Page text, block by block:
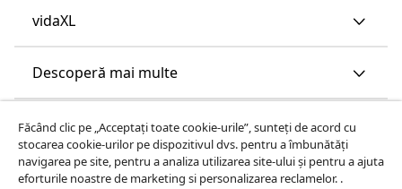
vidaXL
Descoperă mai multe
Făcând clic pe „Acceptați toate cookie-urile”, sunteți de acord cu
stocarea cookie-urilor pe dispozitivul dvs. pentru a îmbunătăți
navigarea pe site, pentru a analiza utilizarea site-ului și pentru a ajuta
eforturile noastre de marketing si personalizarea reclamelor. .